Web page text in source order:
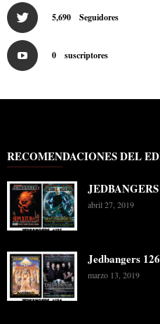
5,690 Seguidores
0 suscriptores
RECOMENDACIONES DEL
abril 27, 2019
Jedbangers
marzo 13, 2019